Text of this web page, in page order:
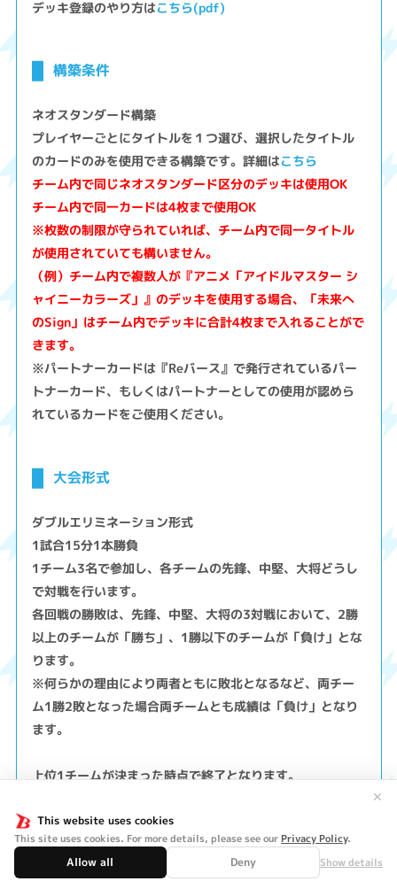
This website uses cookies
This site uses cookies. For more details, please see our Privacy Policy.
Allow all Deny Show details
✕
デッキ登録のやり方はこちら(pdf)
構築条件
ネオスタンダード構築
プレイヤーごとにタイトルを１つ選び、選択したタイトル
のカードのみを使用できる構築です。詳細はこちら
チーム内で同じネオスタンダード区分のデッキは使用OK
チーム内で同一カードは4枚まで使用OK
※枚数の制限が守られていれば、チーム内で同一タイトル
が使用されていても構いません。
（例）チーム内で複数人が『アニメ「アイドルマスター シ
ャイニーカラーズ」』のデッキを使用する場合、「未来へ
のSign」はチーム内でデッキに合計4枚まで入れることがで
きます。
※パートナーカードは『Reバース』で発行されているパー
トナーカード、もしくはパートナーとしての使用が認めら
れているカードをご使用ください。
大会形式
ダブルエリミネーション形式
1試合15分1本勝負
1チーム3名で参加し、各チームの先鋒、中堅、大将どうし
で対戦を行います。
各回戦の勝敗は、先鋒、中堅、大将の3対戦において、2勝
以上のチームが「勝ち」、1勝以下のチームが「負け」とな
ります。
※何らかの理由により両者ともに敗北となるなど、両チー
ム1勝2敗となった場合両チームとも成績は「負け」となり
ます。
上位1チームが決まった時点で終了となります。
する場合があります。
※予選ラウンド/決勝ラウンドはございません。